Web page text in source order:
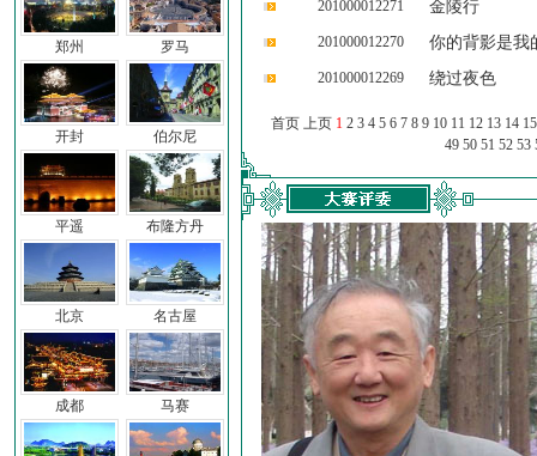
郑州
开封
平遥
北京
成都
罗马
伯尔尼
布隆方丹
名古屋
马赛
201000012271 金陵行
201000012270 你的背影是我
201000012269 绕过夜色
首页 上页 1 2 3 4 5 6 7 8 9 10 11 12 13 14 15
49 50 51 52 53